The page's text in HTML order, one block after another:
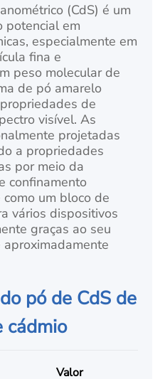
(CdS) é um
potencial em
especialmente em
fina e
peso molecular de
de pó amarelo
de
visível. As
projetadas
a propriedades
por meio da
confinamento
um bloco de
vários dispositivos
graças ao seu
pó de CdS de
cádmio
Valor